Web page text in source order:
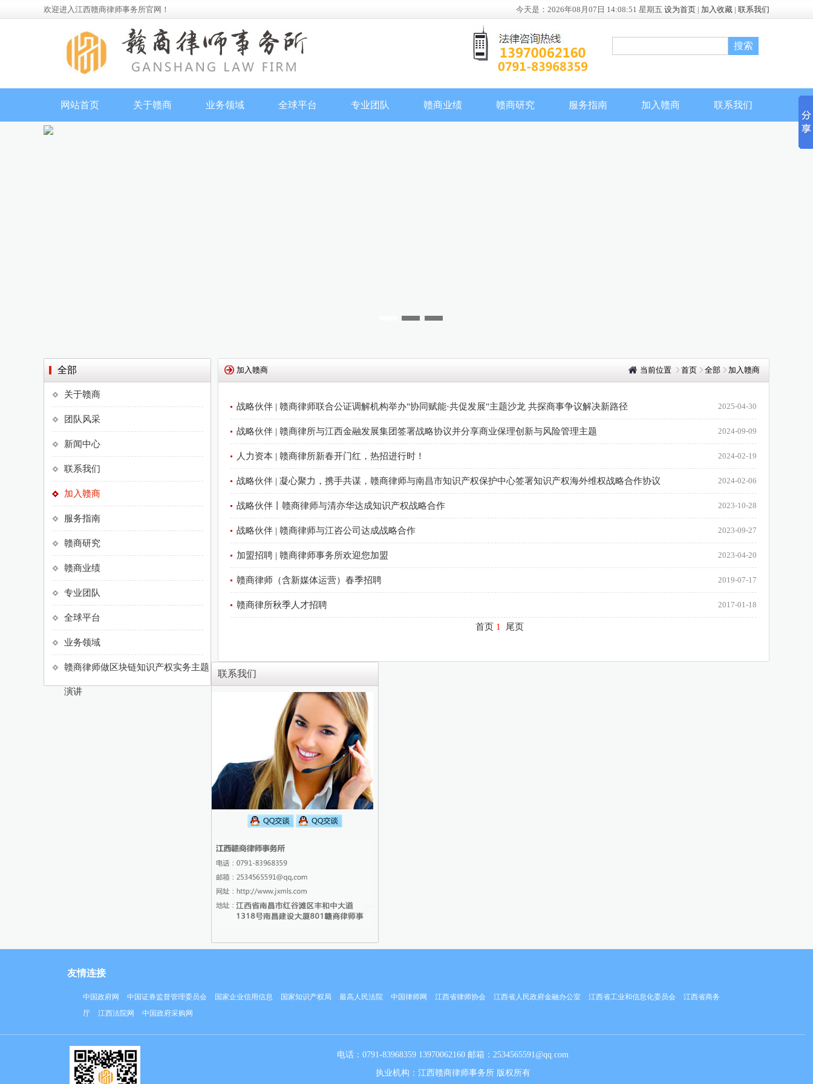
欢迎进入江西赣商律师事务所官网！ 今天是： 2026年08月07日 14:08:51 星期五 设为首页 | 加入收藏 | 联系我们
网站首页 关于赣商 业务领域 全球平台 专业团队 赣商业绩 赣商研究 服务指南 加入赣商 联系我们
全部
关于赣商
团队风采
新闻中心
联系我们
加入赣商
服务指南
赣商研究
赣商业绩
专业团队
全球平台
业务领域
赣商律师做区块链知识产权实务主题
演讲
加入赣商 当前位置 首页 全部 加入赣商
战略伙伴 | 赣商律师联合公证调解机构举办"协同赋能·共促发展"主题沙龙 共探商事争议解决新路径 2025-04-30
战略伙伴 | 赣商律所与江西金融发展集团签署战略协议并分享商业保理创新与风险管理主题 2024-09-09
人力资本 | 赣商律所新春开门红，热招进行时！ 2024-02-19
战略伙伴 | 凝心聚力，携手共谋，赣商律师与南昌市知识产权保护中心签署知识产权海外维权战略合作协议 2024-02-06
战略伙伴丨赣商律师与清亦华达成知识产权战略合作 2023-10-28
战略伙伴 | 赣商律师与江咨公司达成战略合作 2023-09-27
加盟招聘 | 赣商律师事务所欢迎您加盟 2023-04-20
赣商律师（含新媒体运营）春季招聘 2019-07-17
赣商律所秋季人才招聘 2017-01-18
首页 1 尾页
联系我们
友情连接
中国政府网 中国证券监督管理委员会 国家企业信用信息 国家知识产权局 最高人民法院 中国律师网 江西省律师协会 江西省人民政府金融办公室 江西省工业和信息化委员会
江西省商务
厅
江西法院网 中国政府采购网
电话：0791-83968359 13970062160 邮箱：2534565591@qq.com
执业机构：江西赣商律师事务所 版权所有